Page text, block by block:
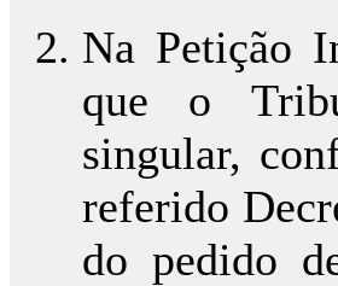
Na Petição
que o
singular,
referido
do pedido